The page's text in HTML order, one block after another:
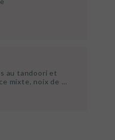
au tandoori et
mixte, noix de …